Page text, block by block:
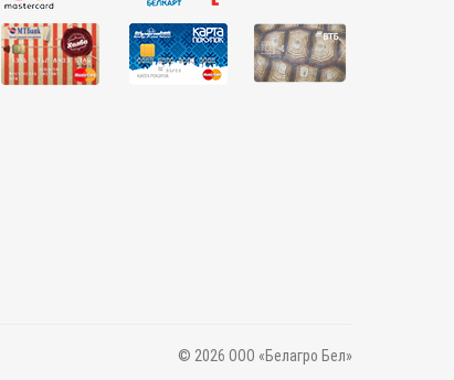
© 2026 ООО «Белагро Бел»